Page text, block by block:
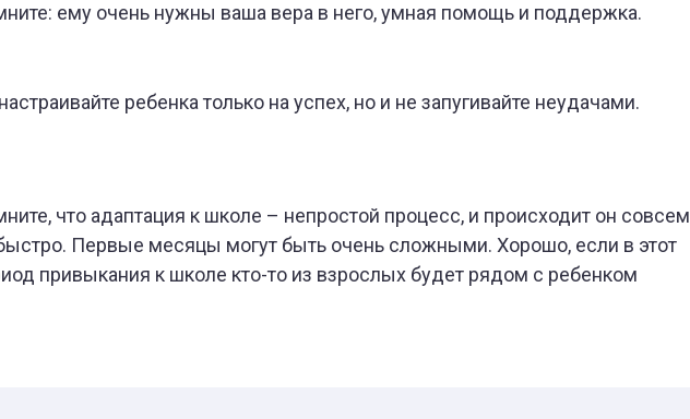
ему очень нужны ваша вера в него, умная помощь и поддержка.
ребенка только на успех, но и не запугивайте неудачами.
что адаптация к школе – непростой процесс, и происходит он совсем
Первые месяцы могут быть очень сложными. Хорошо, если в этот
привыкания к школе кто-то из взрослых будет рядом с ребенком